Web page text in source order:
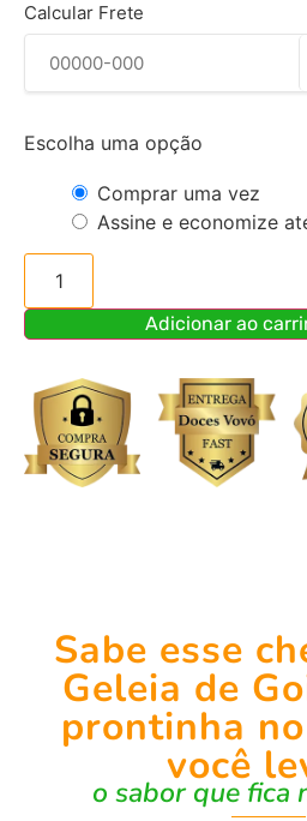
Calcular Frete
Escolha uma opção
Comprar uma vez
Assine e economize
Adicionar ao
Sabe esse
Geleia de
prontinha
você
o sabor que fica